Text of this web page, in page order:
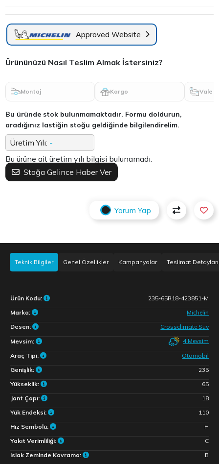
Approved Website
Ürününüzü Nasıl Teslim Almak İstersiniz?
Montaj Kargo Vale
Bu üründe stok bulunmamaktadır. Formu doldurun,
aradığınız lastiğin stoğu geldiğinde bilgilendirelim.
Üretim Yılı: -
Bu ürüne ait üretim yılı bilgisi bulunamadı.
Stoğa Gelince Haber Ver
Yorum Yap
Teknik Bilgiler Genel Özellikler Kampanyalar Teslimat Detayları
Ürün Kodu:
235-65R18-423851-M
Marka:
Michelin
Desen:
Crossclimate Suv
Mevsim:
4 Mevsim
Araç Tipi:
Otomobil
Genişlik:
235
Yükseklik:
65
Jant Çapı:
18
Yük Endeksi:
110
Hız Sembolü:
H
Yakıt Verimliliği:
C
Islak Zeminde Kavrama:
B